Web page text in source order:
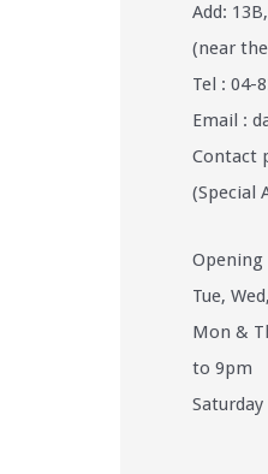
Add:
(near
Tel : 04-
Email :
Contact
(Special
Opening
Tue,
Mon &
to 9pm